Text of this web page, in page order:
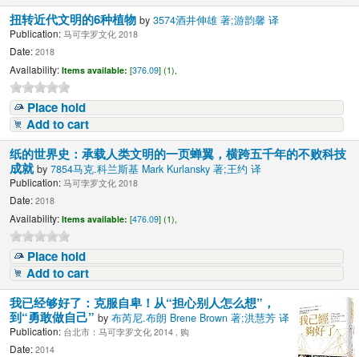
扭转近代文明的6种植物by3574酒井伸雄 著;游韵馨 译
Publication: 马可孛罗文化 2018
Date: 2018
Availability: Items available: [376.09] (1),
Place hold
Add to cart
纸的世界史：承载人类文明的一页蝉翼，横跨五千年的不败科技
成就by7854马克.科兰斯基 Mark Kurlansky 著;王约 译
Publication: 马可孛罗文化 2018
Date: 2018
Availability: Items available: [476.09] (1),
Place hold
Add to cart
我已经够好了：克服自卑！从“担心别人怎么想”，
到“勇敢做自己”by布芮尼.布朗 Brene Brown 著;洪慧芳 译
Publication: 台北市：马可孛罗文化 2014 , 购
Date: 2014